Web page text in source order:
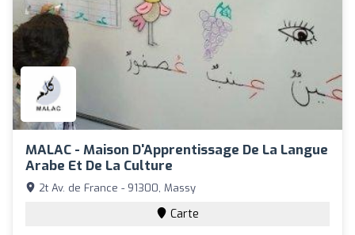
MALAC - Maison D'Apprentissage De La Langue
Arabe Et De La Culture
2t Av. de France - 91300, Massy
Carte